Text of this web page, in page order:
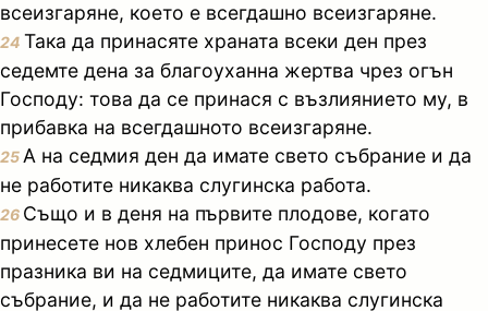
всеизгаряне, което е всегдашно всеизгаряне.
24 Така да принасяте храната всеки ден през
седемте дена за благоуханна жертва чрез огън
Господу: това да се принася с възлиянието му, в
прибавка на всегдашното всеизгаряне.
25 А на седмия ден да имате свето събрание и да
не работите никаква слугинска работа.
26 Също и в деня на първите плодове, когато
принесете нов хлебен принос Господу през
празника ви на седмиците, да имате свето
събрание, и да не работите никаква слугинска